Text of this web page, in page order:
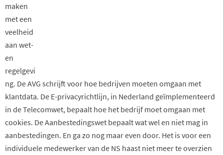
maken
met een
veelheid
aan wet-
en
regelgevi
ng. De AVG schrijft voor hoe bedrijven moeten omgaan met
klantdata. De E-privacyrichtlijn, in Nederland geïmplementeerd
in de Telecomwet, bepaalt hoe het bedrijf moet omgaan met
cookies. De Aanbestedingswet bepaalt wat wel en niet mag in
aanbestedingen. En ga zo nog maar even door. Het is voor een
individuele medewerker van de NS haast niet meer te overzien